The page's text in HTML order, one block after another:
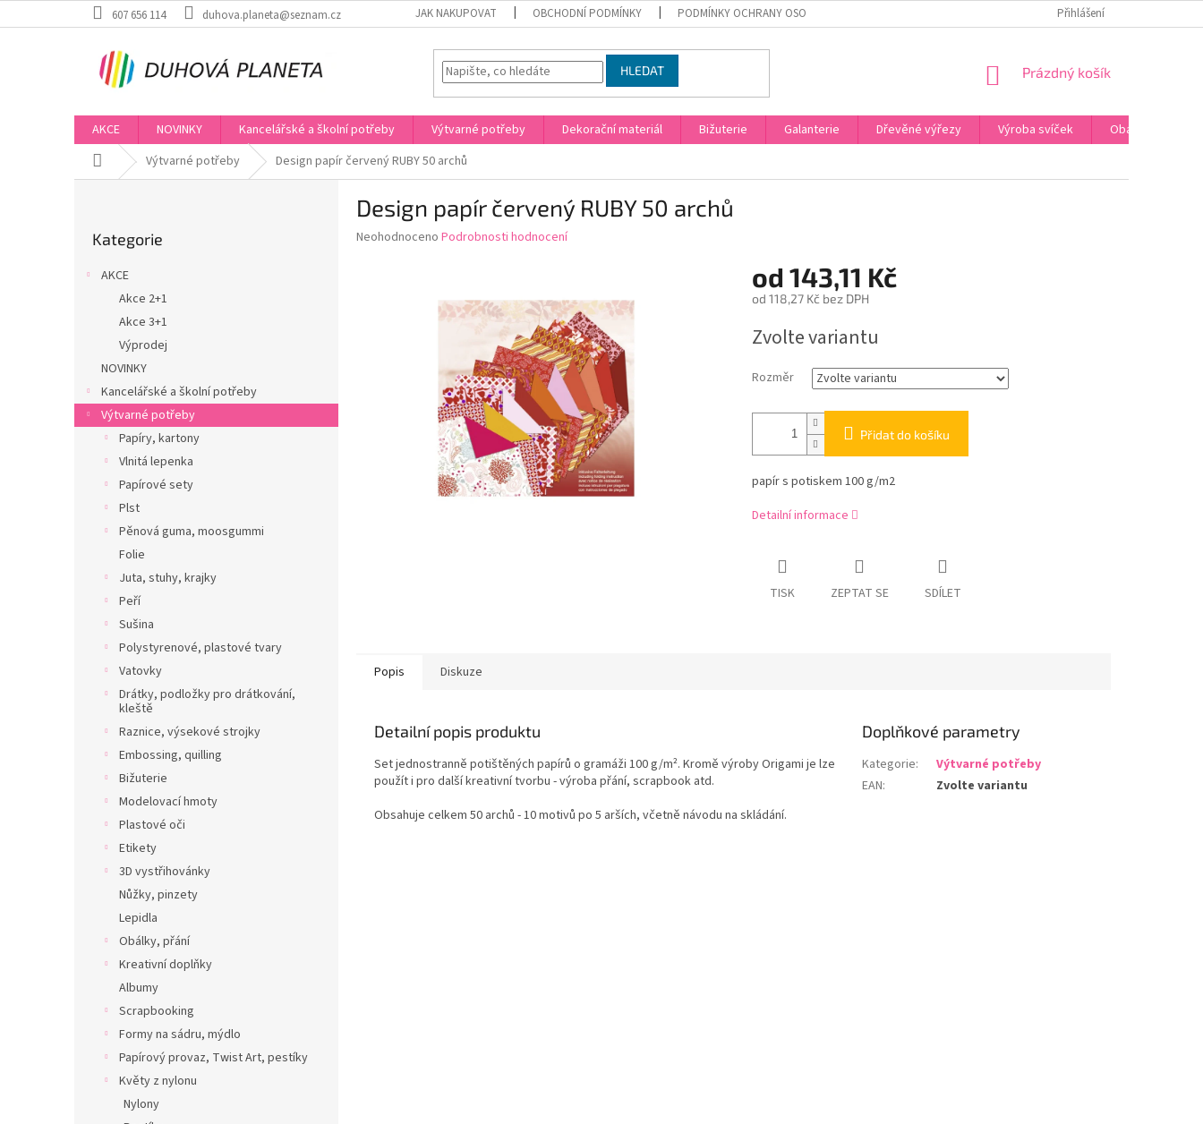
na
607 656 114 duhova.planeta@seznam.cz JAK NAKUPOVAT OBCHODNÍ PODMÍNKY PODMÍNKY OCHRANY OSOBNÍCH ÚDAJŮ UPLATNĚNÍ REKLAMACE
Přihlášení
HLEDAT
NÁKUPNÍ
Prázdný košík
AKCE NOVINKY Kancelářské a školní potřeby Výtvarné potřeby Dekorační materiál Bižuterie Galanterie Dřevěné výřezy Výroba svíček
Obalový materiál
Domů Výtvarné potřeby Design papír červený RUBY 50 archů
n
e
kategorie
Kategorie
AKCE
Akce 2+1
Akce 3+1
Výprodej
NOVINKY
Kancelářské a školní potřeby
Výtvarné potřeby
Papíry, kartony
Vlnitá lepenka
Papírové sety
Plst
Pěnová guma, moosgummi
Folie
Juta, stuhy, krajky
Peří
Sušina
Polystyrenové, plastové tvary
Vatovky
Drátky, podložky pro drátkování,
kleště
Raznice, výsekové strojky
Embossing, quilling
Bižuterie
Modelovací hmoty
Plastové oči
Etikety
3D vystřihovánky
Nůžky, pinzety
Lepidla
Obálky, přání
Kreativní doplňky
Albumy
Scrapbooking
Formy na sádru, mýdlo
Papírový provaz, Twist Art, pestíky
Květy z nylonu
Nylony
Design papír červený RUBY 50 archů
Průměrné
Neohodnoceno Podrobnosti hodnocení
od 143,11 Kč
od 118,27 Kčbez DPH
cena:
Zvolte variantu
Rozměr
Přidat do košíku
papír s potiskem 100 g/m2
Detailní informace
TISK ZEPTAT SE SDÍLET
Popis Diskuze
Detailní popis produktu
Set jednostranně potištěných papírů o gramáži 100 g/m². Kromě výroby Origami je lze
použít i pro další kreativní tvorbu - výroba přání, scrapbook atd.
Obsahuje celkem 50 archů - 10 motivů po 5 arších, včetně návodu na skládání.
Doplňkové parametry
Kategorie:
Výtvarné potřeby
EAN: Zvolte variantu